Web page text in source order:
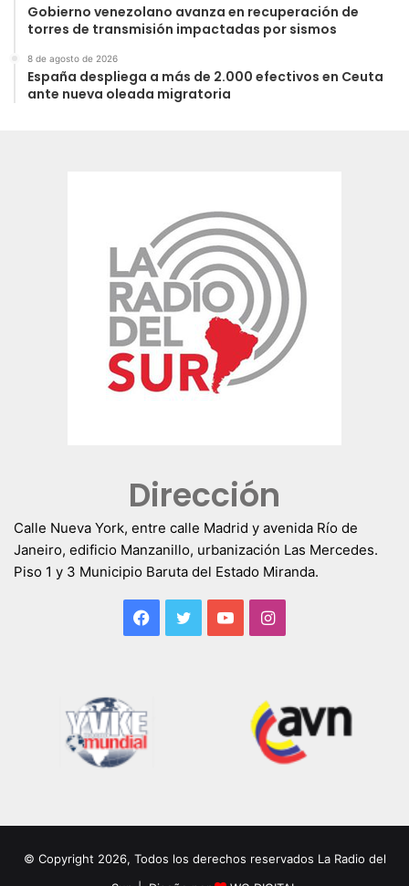
Gobierno venezolano avanza en recuperación de
torres de transmisión impactadas por sismos
8 de agosto de 2026
España despliega a más de 2.000 efectivos en Ceuta
ante nueva oleada migratoria
Dirección
Calle Nueva York, entre calle Madrid y avenida Río de
Janeiro, edificio Manzanillo, urbanización Las Mercedes.
Piso 1 y 3 Municipio Baruta del Estado Miranda.
Facebook
TwitterYouTubeInstagram
© Copyright 2026, Todos los derechos reservados La Radio del